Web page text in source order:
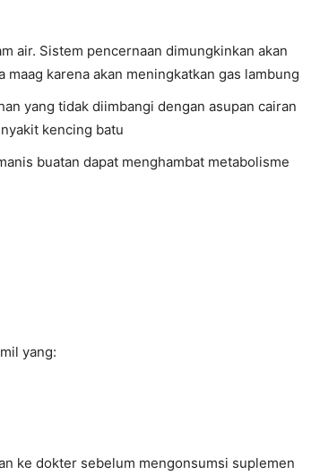
air. Sistem pencernaan dimungkinkan akan
karena akan meningkatkan gas lambung
yang tidak diimbangi dengan asupan cairan
kencing batu
buatan dapat menghambat metabolisme
yang:
ke dokter sebelum mengonsumsi suplemen